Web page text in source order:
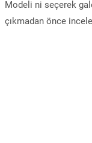
Modeli ni seçerek
çıkmadan önce